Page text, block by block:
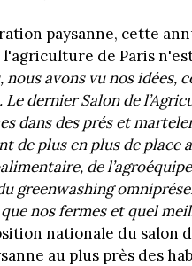
paysanne, cette
de Paris
nous avons vu nos
dernier Salon de
dans des prés et
de plus en plus de place
de
greenwashing
nos fermes et quel
nationale du salon
au plus près des